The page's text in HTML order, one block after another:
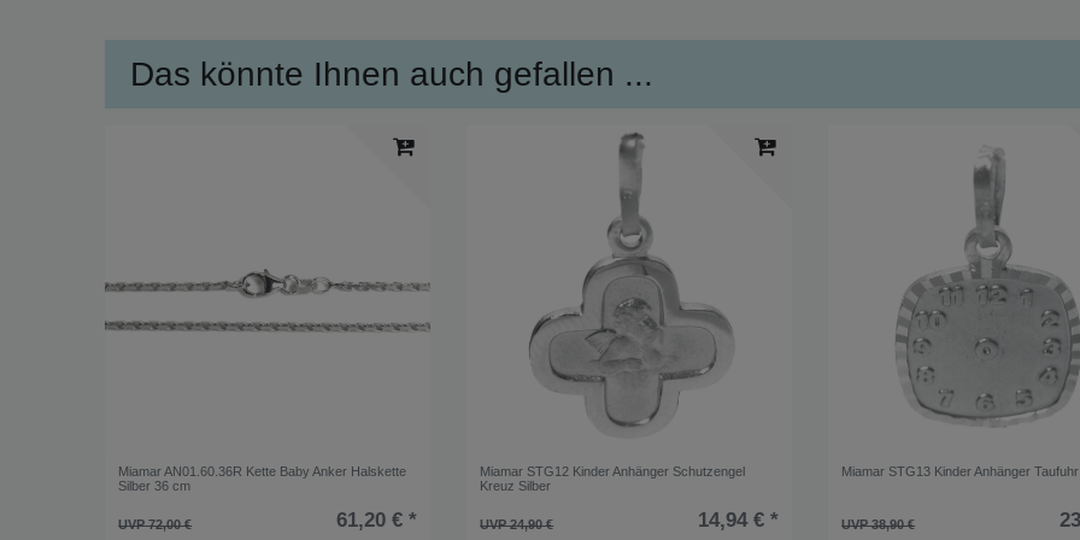
Das könnte Ihnen auch gefallen ...
Miamar AN01.60.36R Kette Baby Anker Halskette
Silber 36 cm
UVP 72,00 € 61,20 € *
Miamar STG12 Kinder Anhänger Schutzengel
Kreuz Silber
UVP 24,90 € 14,94 € *
Miamar STG13 Kinder Anhänger
UVP 38,90 €